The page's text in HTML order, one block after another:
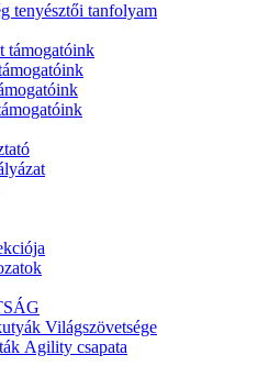
tenyésztői tanfolyam
támogatóink
Világszövetsége
Agility csapata